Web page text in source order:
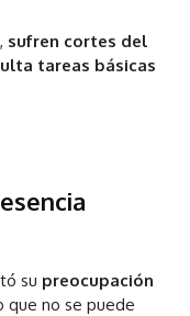
sufren cortes del
tareas básicas
su preocupación
que no se puede